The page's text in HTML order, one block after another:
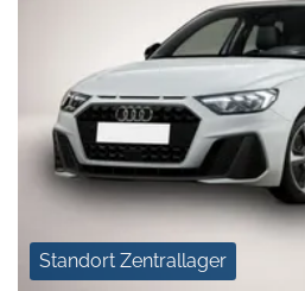
Standort Zentrallager